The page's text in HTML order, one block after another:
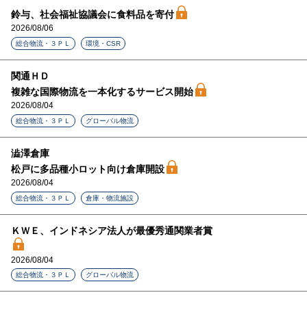
鈴与、社会福祉協議会に食料品を寄付
2026/08/06
総合物流・３ＰＬ 環境・CSR
関通ＨＤ
複雑な国際物流を一本化するサービス開始
2026/08/04
総合物流・３ＰＬ グローバル物流
澁澤倉庫
松戸に多品種小ロット向け倉庫開設
2026/08/04
総合物流・３ＰＬ 倉庫・物流施設
ＫＷＥ、インドネシア法人が最優秀通関業者賞
2026/08/04
総合物流・３ＰＬ グローバル物流